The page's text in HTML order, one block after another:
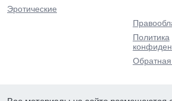
Эротические
Политика
Обратная